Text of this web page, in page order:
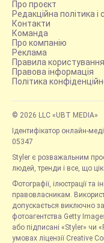
Про проєкт
Редакційна політика і
Контакти
Команда
Про компанію
Реклама
Правила користування
Правова інформація
Політика
© 2026 LLC «UBT MEDIA»
Ідентифікатор онлайн-
05347
Styler є розважальним
людей, тренди і все, що
Фотографії, ілюстрації та
правовласникам.
допускається виключно
фотоагентства Getty
або підписані «Styler» чи
умовах ліцензії Creative